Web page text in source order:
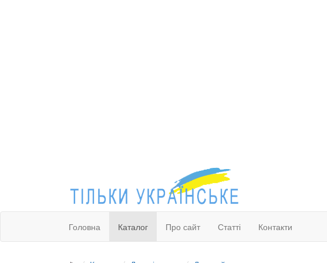
Головна Каталог Про сайт Статті Контакти